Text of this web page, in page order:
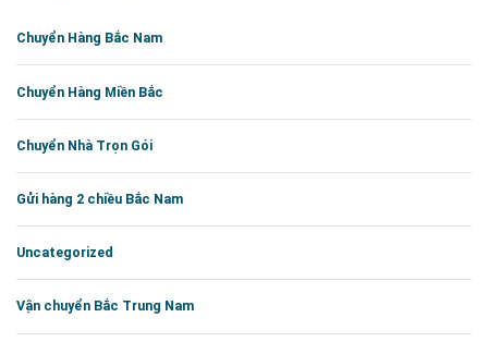
Chuyển Hàng Bắc Nam
Chuyển Hàng Miền Bắc
Chuyển Nhà Trọn Gói
Gửi hàng 2 chiều Bắc Nam
Uncategorized
Vận chuyển Bắc Trung Nam